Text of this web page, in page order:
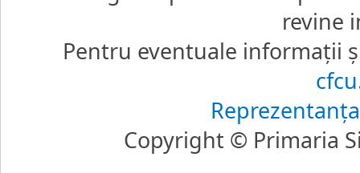
revine
Pentru eventuale informaţii
Copyright © Primaria